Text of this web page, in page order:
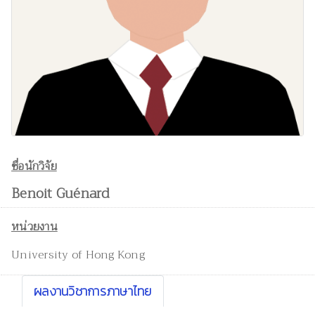
ชื่อนักวิจัย
Benoit Guénard
หน่วยงาน
University of Hong Kong
ผลงานวิชาการภาษาไทย